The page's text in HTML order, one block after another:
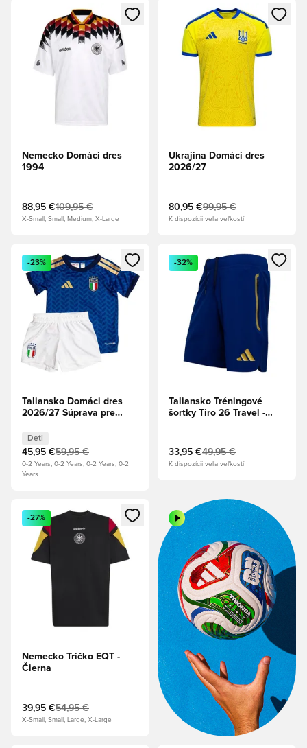
Otvorí modál na prihlásenie alebo registráciu ako člen
Nemecko Domáci dres
1994
88,95 €109,95 €
X-Small, Small, Medium, X-Large
Otvorí modál na prihlásenie
Ukrajina Domáci dres
2026/27
80,95 €99,95 €
K dispozícii veľa veľkostí
Otvorí modál na prihlásenie alebo registráciu ako člen
-23%
Taliansko Domáci dres
2026/27 Súprava pre
Deti
45,95 €59,95 €
0-2 Years, 0-2 Years, 0-2 Years, 0-2
Years
Otvorí modál na prihlásenie
-32%
Taliansko Tréningové
šortky Tiro 26 Travel -
33,95 €49,95 €
K dispozícii veľa veľkostí
Otvorí modál na prihlásenie alebo registráciu ako člen
-27%
Nemecko Tričko EQT -
Čierna
39,95 €54,95 €
X-Small, Small, Large, X-Large